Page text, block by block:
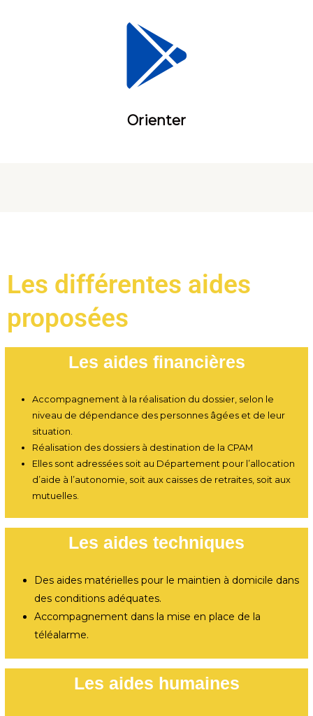
Orienter
Les différentes aides
proposées
Les aides financières
Accompagnement à la réalisation du dossier, selon le
niveau de dépendance des personnes âgées et de leur
situation.
Réalisation des dossiers à destination de la CPAM
Elles sont adressées soit au Département pour l’allocation
d’aide à l’autonomie, soit aux caisses de retraites, soit aux
mutuelles.
Les aides techniques
Des aides matérielles pour le maintien à domicile dans
des conditions adéquates.
Accompagnement dans la mise en place de la
téléalarme.
Les aides humaines